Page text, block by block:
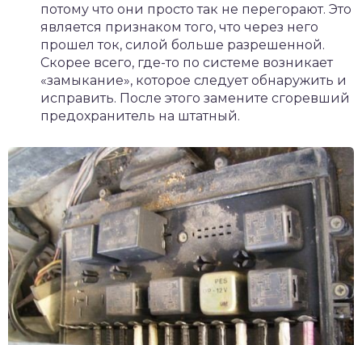
потому что они просто так не перегорают. Это
является признаком того, что через него
прошел ток, силой больше разрешенной.
Скорее всего, где-то по системе возникает
«замыкание», которое следует обнаружить и
исправить. После этого замените сгоревший
предохранитель на штатный.